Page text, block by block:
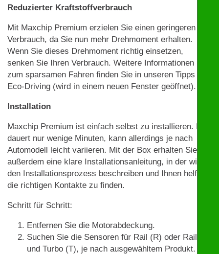
Reduzierter Kraftstoffverbrauch
Mit Maxchip Premium erzielen Sie einen geringeren
Verbrauch, da Sie nun mehr Drehmoment erhalten.
Wenn Sie dieses Drehmoment richtig einsetzen,
senken Sie Ihren Verbrauch. Weitere Informationen
zum sparsamen Fahren finden Sie in unseren Tipps zu
Eco-Driving (wird in einem neuen Fenster geöffnet).
Installation
Maxchip Premium ist einfach selbst zu installieren. Das
dauert nur wenige Minuten, kann allerdings je nach
Automodell leicht variieren. Mit der Box erhalten Sie
außerdem eine klare Installationsanleitung, in der wir
den Installationsprozess beschreiben und Ihnen helfen,
die richtigen Kontakte zu finden.
Schritt für Schritt:
Entfernen Sie die Motorabdeckung.
Suchen Sie die Sensoren für Rail (R) oder Rail (R)
und Turbo (T), je nach ausgewähltem Produkt. Mit